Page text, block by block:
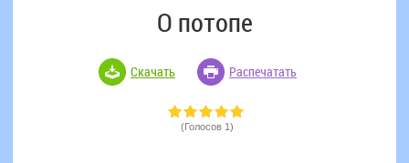
О потопе
Скачать Распечатать
(Голосов 1)